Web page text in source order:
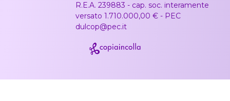
R.E.A. 239883 - cap. soc. interamente
versato 1.710.000,00 € - PEC
dulcop@pec.it